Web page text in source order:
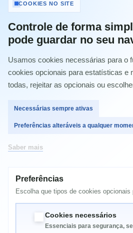
Comprar
MAIS INFORMAÇÃO
Kyocera FS-5020 toner cartridges
Kyocera FS-C5025N toner cartridges
Kyocera FS-C5030N toner cartridges
COOKIES NO SITE
Controle de forma
pode guardar no seu
Usamos cookies necessárias para o
cookies opcionais para estatísticas e
todas, rejeitar as opcionais ou
Necessárias sempre ativas
Preferências alteráveis a qualquer
Saber mais
Preferências
Escolha que tipos de cookies opcionais
Cookies necessários
Essenciais para segurança,